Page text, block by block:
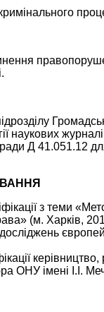
наукових
Д 41.051.12
з теми
(м. Харків,
ОНУ імені І.І.